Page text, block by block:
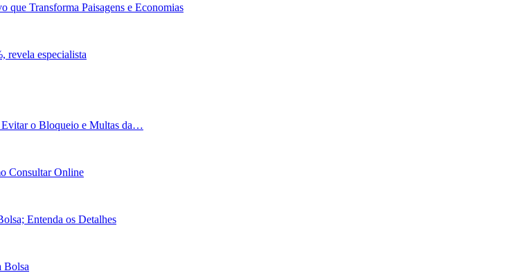
Transforma Paisagens e Economias
revela especialista
Evitar o Bloqueio e Multas da…
Consultar Online
Entenda os Detalhes
Bolsa